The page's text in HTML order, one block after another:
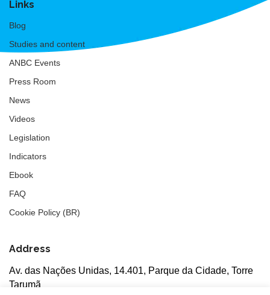
Links
Blog
Studies and content
ANBC Events
Press Room
News
Videos
Legislation
Indicators
Ebook
FAQ
Cookie Policy (BR)
Address
Av. das Nações Unidas, 14.401, Parque da Cidade, Torre
Tarumã